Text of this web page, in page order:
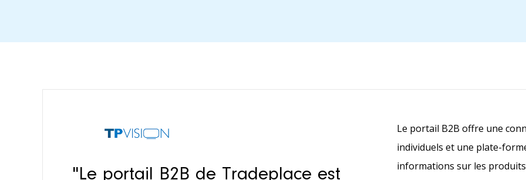
"Le portail B2B de Tradeplace est
Le portail B2B offre une
individuels et une plate-
informations sur les